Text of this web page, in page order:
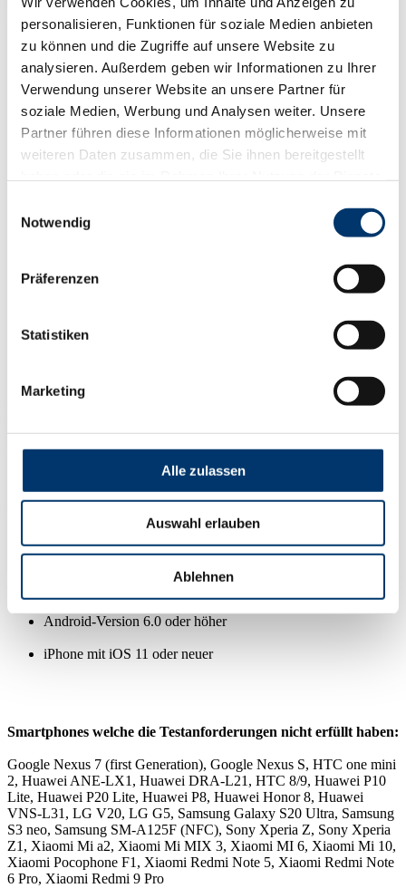
personalisieren, Funktionen für soziale Medien anbieten
zu können und die Zugriffe auf unsere Website zu
analysieren. Außerdem geben wir Informationen zu Ihrer
Verwendung unserer Website an unsere Partner für
soziale Medien, Werbung und Analysen weiter. Unsere
Partner führen diese Informationen möglicherweise mit
weiteren Daten zusammen, die Sie ihnen bereitgestellt
Notwendig
Präferenzen
Statistiken
Marketing
Alle zulassen
Auswahl erlauben
Ablehnen
Eigenschaften
Nutzen Sie Mobile Access, um mit dem Smartphone Ihren
elektronischen Schliesszylinder oder Türbeschlag zu öffnen –
und gewinnen Sie dabei wertvolle Zeit.
Der aufwendige Ersatz verlorener oder vergessener Ausweise
gehört mit Mobile Access der Vergangenheit an.
In der Mobile Access App sieht der Benutzer alle seine
Mit der praktischen TapGo-Funktion für Geschäftskunden
Binden Sie Ihre digitalen Türschlösser mit und ohne
Smartphone Angaben
Android-Version 6.0 oder höher
iPhone mit iOS 11 oder neuer
Smartphones welche die Testanforderungen nicht erfüllt haben:
Google Nexus 7 (first Generation), Google Nexus S, HTC one mini
2, Huawei ANE-LX1, Huawei DRA-L21, HTC 8/9, Huawei P10
Lite, Huawei P20 Lite, Huawei P8, Huawei Honor 8, Huawei
VNS-L31, LG V20, LG G5, Samsung Galaxy S20 Ultra, Samsung
S3 neo, Samsung SM-A125F (NFC), Sony Xperia Z, Sony Xperia
Z1, Xiaomi Mi a2, Xiaomi Mi MIX 3, Xiaomi MI 6, Xiaomi Mi 10,
Xiaomi Pocophone F1, Xiaomi Redmi Note 5, Xiaomi Redmi Note
6 Pro, Xiaomi Redmi 9 Pro